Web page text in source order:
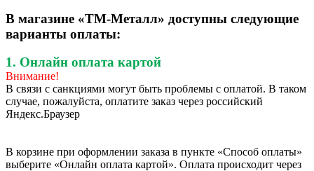
В магазине «ТМ-Металл» доступны следующие
варианты оплаты:
1. Онлайн оплата картой
Внимание!
В связи с санкциями могут быть проблемы с оплатой. В таком
случае, пожалуйста, оплатите заказ через российский
Яндекс.Браузер
В корзине при оформлении заказа в пункте «Способ оплаты»
выберите «Онлайн оплата картой». Оплата происходит через